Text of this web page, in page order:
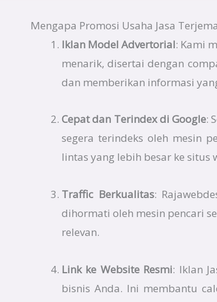
Mengapa Promosi Usaha Jasa
Iklan Model Advertorial: Kami
menarik, disertai dengan
dan memberikan informasi
Cepat dan Terindex di Google:
segera terindeks oleh mesin
lintas yang lebih besar ke situs
Traffic Berkualitas:
dihormati oleh mesin pencari
relevan.
Link ke Website Resmi: Iklan
bisnis Anda. Ini membantu